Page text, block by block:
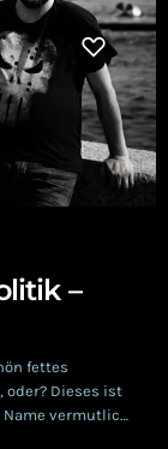
–
fettes
Dieses ist
vermutlich
bisher